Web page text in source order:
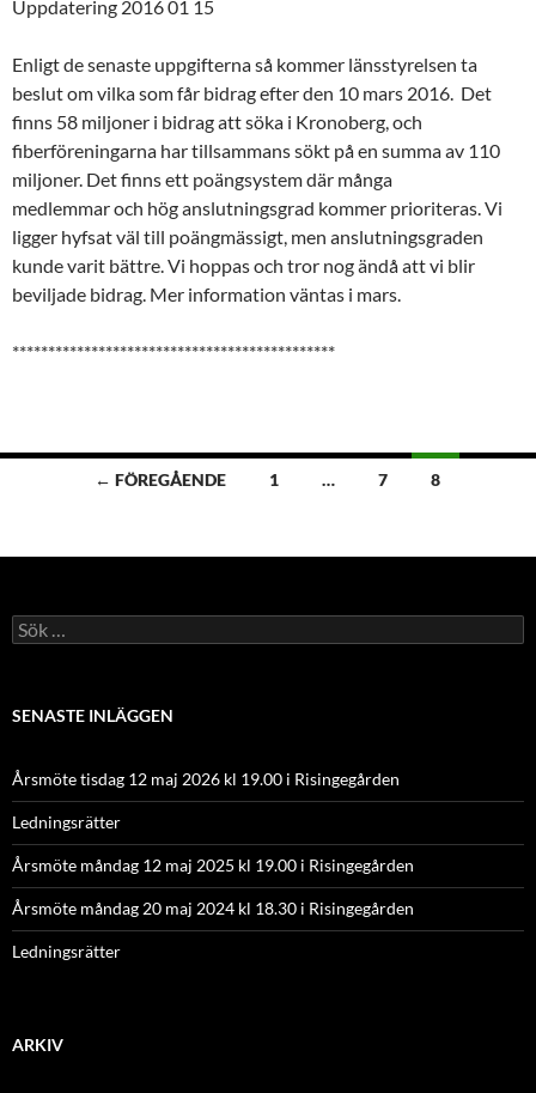
Uppdatering 2016 01 15
Enligt de senaste uppgifterna så kommer länsstyrelsen ta
beslut om vilka som får bidrag efter den 10 mars 2016. Det
finns 58 miljoner i bidrag att söka i Kronoberg, och
fiberföreningarna har tillsammans sökt på en summa av 110
miljoner. Det finns ett poängsystem där många
medlemmar och hög anslutningsgrad kommer prioriteras. Vi
ligger hyfsat väl till poängmässigt, men anslutningsgraden
kunde varit bättre. Vi hoppas och tror nog ändå att vi blir
beviljade bidrag. Mer information väntas i mars.
*********************************************
Inläggsnavigering
← FÖREGÅENDE 1 … 7 8
Sök
efter:
SENASTE INLÄGGEN
Årsmöte tisdag 12 maj 2026 kl 19.00 i Risingegården
Ledningsrätter
Årsmöte måndag 12 maj 2025 kl 19.00 i Risingegården
Årsmöte måndag 20 maj 2024 kl 18.30 i Risingegården
Ledningsrätter
ARKIV